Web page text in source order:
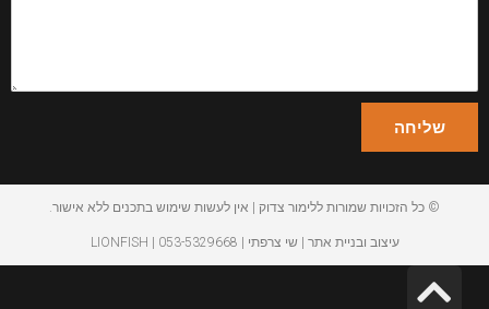
שליחה
© כל הזכויות שמורות ללימור צדוק | אין לעשות שימוש בתכנים ללא אישור.
עיצוב ובניית אתר | שי צרפתי | LIONFISH | 053-5329668
גלילה